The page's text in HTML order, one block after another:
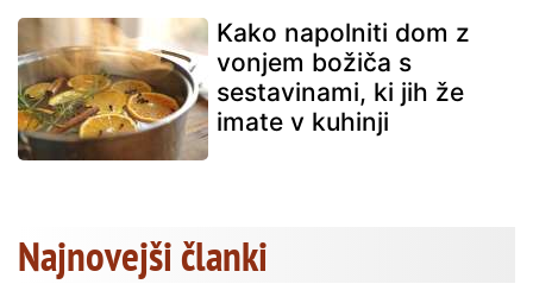
Kako napolniti dom z
vonjem božiča s
sestavinami, ki jih že
imate v kuhinji
Najnovejši članki